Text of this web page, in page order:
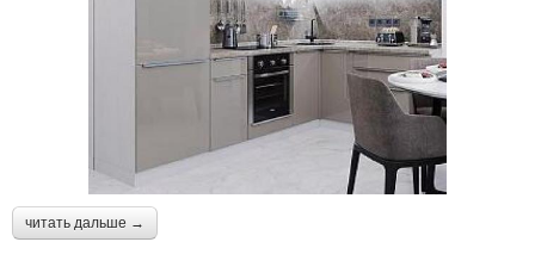
читать дальше →